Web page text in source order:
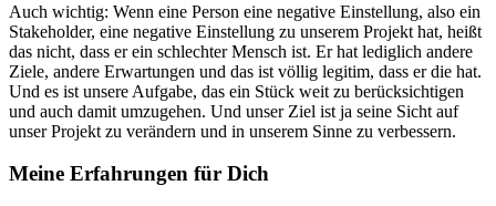
Auch wichtig: Wenn eine Person eine negative Einstellung, also ein
Stakeholder, eine negative Einstellung zu unserem Projekt hat, heißt
das nicht, dass er ein schlechter Mensch ist. Er hat lediglich andere
Ziele, andere Erwartungen und das ist völlig legitim, dass er die hat.
Und es ist unsere Aufgabe, das ein Stück weit zu berücksichtigen
und auch damit umzugehen. Und unser Ziel ist ja seine Sicht auf
unser Projekt zu verändern und in unserem Sinne zu verbessern.
Meine Erfahrungen für Dich